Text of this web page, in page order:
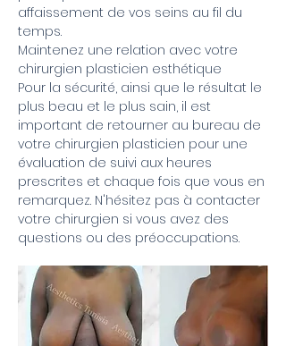
affaissement de vos seins au fil du
temps.
Maintenez une relation avec votre
chirurgien plasticien esthétique
Pour la sécurité, ainsi que le résultat le
plus beau et le plus sain, il est
important de retourner au bureau de
votre chirurgien plasticien pour une
évaluation de suivi aux heures
prescrites et chaque fois que vous en
remarquez. N'hésitez pas à contacter
votre chirurgien si vous avez des
questions ou des préoccupations.